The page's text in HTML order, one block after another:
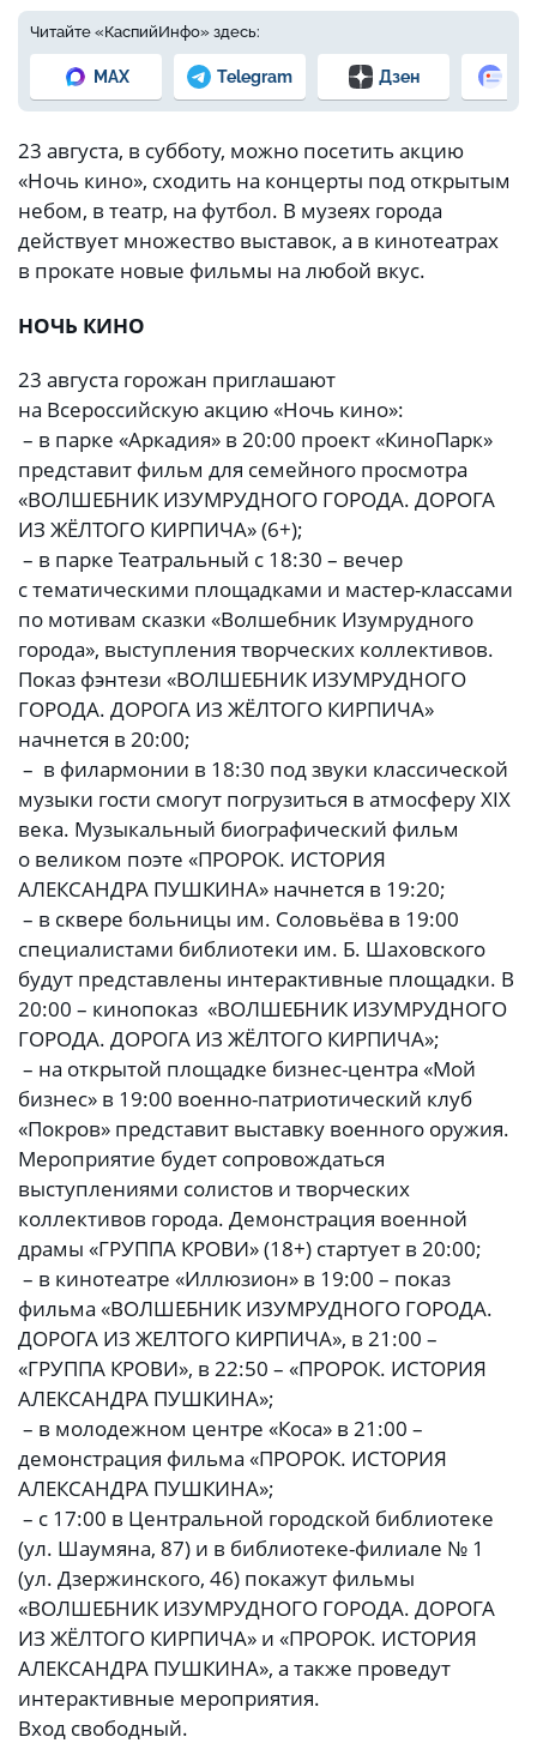
Читайте «КаспийИнфо» здесь:
MAX Telegram Дзен
23 августа, в субботу, можно посетить акцию
«Ночь кино», сходить на концерты под открытым
небом, в театр, на футбол. В музеях города
действует множество выставок, а в кинотеатрах
в прокате новые фильмы на любой вкус.
НОЧЬ КИНО
23 августа горожан приглашают
на Всероссийскую акцию «Ночь кино»:
– в парке «Аркадия» в 20:00 проект «КиноПарк»
представит фильм для семейного просмотра
«ВОЛШЕБНИК ИЗУМРУДНОГО ГОРОДА. ДОРОГА
ИЗ ЖЁЛТОГО КИРПИЧА» (6+);
– в парке Театральный с 18:30 – вечер
с тематическими площадками и мастер-классами
по мотивам сказки «Волшебник Изумрудного
города», выступления творческих коллективов.
Показ фэнтези «ВОЛШЕБНИК ИЗУМРУДНОГО
ГОРОДА. ДОРОГА ИЗ ЖЁЛТОГО КИРПИЧА»
начнется в 20:00;
– в филармонии в 18:30 под звуки классической
музыки гости смогут погрузиться в атмосферу XIX
века. Музыкальный биографический фильм
о великом поэте «ПРОРОК. ИСТОРИЯ
АЛЕКСАНДРА ПУШКИНА» начнется в 19:20;
– в сквере больницы им. Соловьёва в 19:00
специалистами библиотеки им. Б. Шаховского
будут представлены интерактивные площадки. В
20:00 – кинопоказ «ВОЛШЕБНИК ИЗУМРУДНОГО
ГОРОДА. ДОРОГА ИЗ ЖЁЛТОГО КИРПИЧА»;
– на открытой площадке бизнес-центра «Мой
бизнес» в 19:00 военно-патриотический клуб
«Покров» представит выставку военного оружия.
Мероприятие будет сопровождаться
выступлениями солистов и творческих
коллективов города. Демонстрация военной
драмы «ГРУППА КРОВИ» (18+) стартует в 20:00;
– в кинотеатре «Иллюзион» в 19:00 – показ
фильма «ВОЛШЕБНИК ИЗУМРУДНОГО ГОРОДА.
ДОРОГА ИЗ ЖЕЛТОГО КИРПИЧА», в 21:00 –
«ГРУППА КРОВИ», в 22:50 – «ПРОРОК. ИСТОРИЯ
АЛЕКСАНДРА ПУШКИНА»;
– в молодежном центре «Коса» в 21:00 –
демонстрация фильма «ПРОРОК. ИСТОРИЯ
АЛЕКСАНДРА ПУШКИНА»;
– с 17:00 в Центральной городской библиотеке
(ул. Шаумяна, 87) и в библиотеке-филиале № 1
(ул. Дзержинского, 46) покажут фильмы
«ВОЛШЕБНИК ИЗУМРУДНОГО ГОРОДА. ДОРОГА
ИЗ ЖЁЛТОГО КИРПИЧА» и «ПРОРОК. ИСТОРИЯ
АЛЕКСАНДРА ПУШКИНА», а также проведут
интерактивные мероприятия.
Вход свободный.